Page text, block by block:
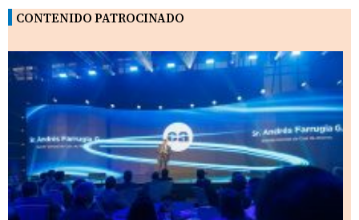
CONTENIDO PATROCINADO